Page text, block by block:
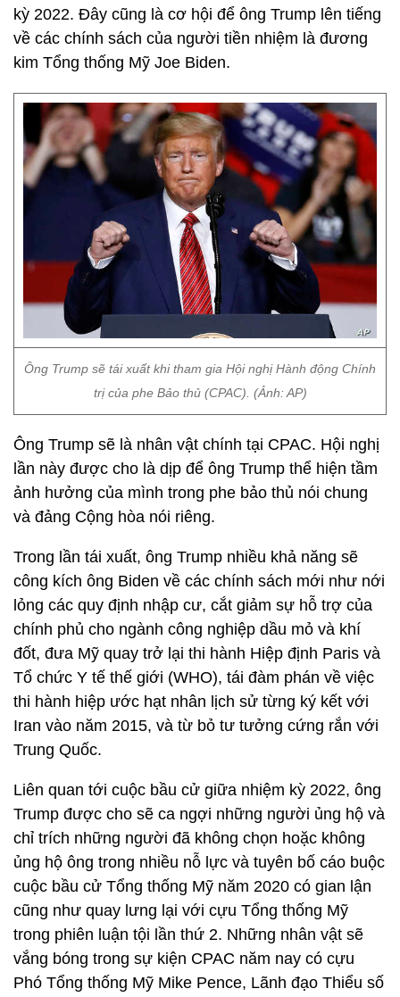
kỳ 2022. Đây cũng là cơ hội để ông Trump lên tiếng
về các chính sách của người tiền nhiệm là đương
kim Tổng thống Mỹ Joe Biden.
Ông Trump sẽ tái xuất khi tham gia Hội nghị Hành động Chính
trị của phe Bảo thủ (CPAC). (Ảnh: AP)
Ông Trump sẽ là nhân vật chính tại CPAC. Hội nghị
lần này được cho là dịp để ông Trump thể hiện tầm
ảnh hưởng của mình trong phe bảo thủ nói chung
và đảng Cộng hòa nói riêng.
Trong lần tái xuất, ông Trump nhiều khả năng sẽ
công kích ông Biden về các chính sách mới như nới
lỏng các quy định nhập cư, cắt giảm sự hỗ trợ của
chính phủ cho ngành công nghiệp dầu mỏ và khí
đốt, đưa Mỹ quay trở lại thi hành Hiệp định Paris và
Tổ chức Y tế thế giới (WHO), tái đàm phán về việc
thi hành hiệp ước hạt nhân lịch sử từng ký kết với
Iran vào năm 2015, và từ bỏ tư tưởng cứng rắn với
Trung Quốc.
Liên quan tới cuộc bầu cử giữa nhiệm kỳ 2022, ông
Trump được cho sẽ ca ngợi những người ủng hộ và
chỉ trích những người đã không chọn hoặc không
ủng hộ ông trong nhiều nỗ lực và tuyên bố cáo buộc
cuộc bầu cử Tổng thống Mỹ năm 2020 có gian lận
cũng như quay lưng lại với cựu Tổng thống Mỹ
trong phiên luận tội lần thứ 2. Những nhân vật sẽ
vắng bóng trong sự kiện CPAC năm nay có cựu
Phó Tổng thống Mỹ Mike Pence, Lãnh đạo Thiểu số